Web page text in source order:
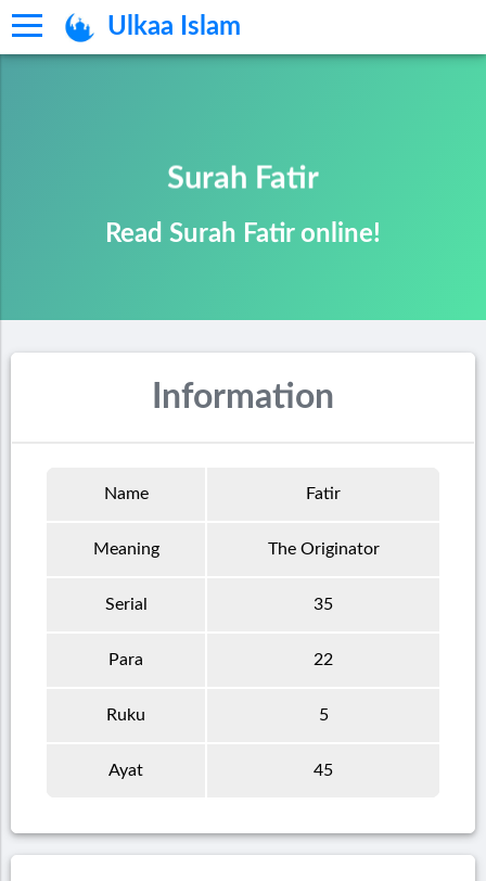
Ulkaa Islam
Surah Fatir
Read Surah Fatir online!
Information
Name Fatir
Meaning The Originator
Serial 35
Para 22
Ruku 5
Ayat 45